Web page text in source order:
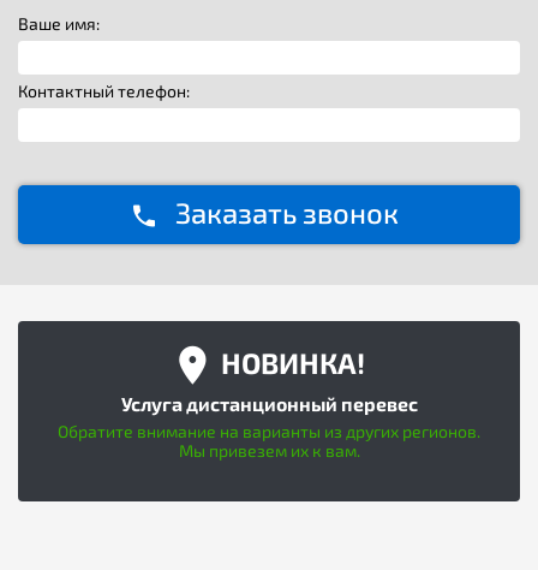
Ваше имя:
Контактный телефон:
Заказать звонок
НОВИНКА!
Услуга дистанционный перевес
Обратите внимание на варианты из других регионов.
Мы привезем их к вам.